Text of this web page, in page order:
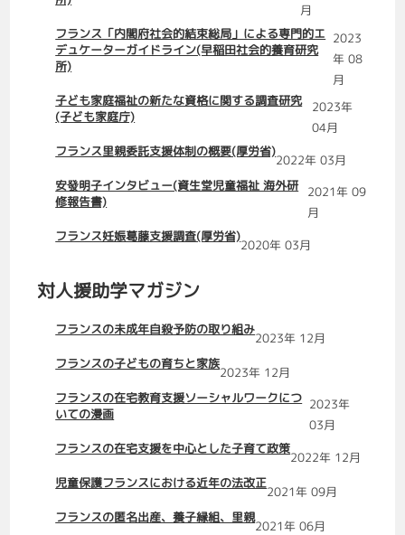
月
フランス「内閣府社会的結束総局」による専門的エ
デュケーターガイドライン(早稲田社会的養育研究
所)
2023
年 08
月
子ども家庭福祉の新たな資格に関する調査研究
(子ども家庭庁)
2023年
04月
フランス里親委託支援体制の概要(厚労省)
2022年 03月
安發明子インタビュー(資生堂児童福祉 海外研
修報告書)
2021年 09
月
フランス妊娠葛藤支援調査(厚労省)
2020年 03月
対人援助学マガジン
フランスの未成年自殺予防の取り組み
2023年 12月
フランスの子どもの育ちと家族
2023年 12月
フランスの在宅教育支援ソーシャルワークにつ
いての漫画
2023年
03月
フランスの在宅支援を中心とした子育て政策
2022年 12月
児童保護フランスにおける近年の法改正
2021年 09月
フランスの匿名出産、養子縁組、里親
2021年 06月